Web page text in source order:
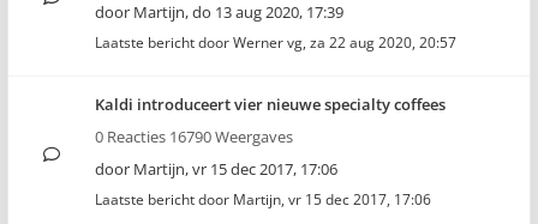
door Martijn,do 13 aug 2020, 17:39
Laatste bericht doorWerner vg, za 22 aug 2020, 20:57
Kaldi introduceert vier nieuwe specialty coffees
0 Reacties 16790 Weergaves
door Martijn,vr 15 dec 2017, 17:06
Laatste bericht door Martijn, vr 15 dec 2017, 17:06